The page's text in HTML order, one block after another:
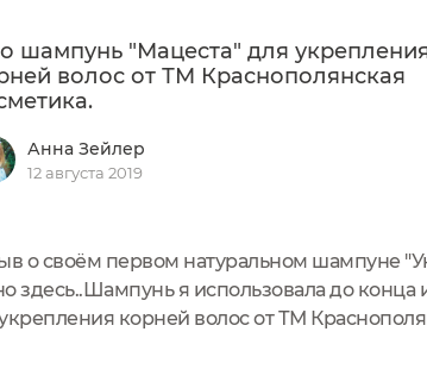
шампунь "Мацеста" для
волос от ТМ Краснополянская
Анна Зейлер
12 августа 2019
о своём первом натуральном шампуне
здесь..Шампунь я использовала до конца
корней волос от ТМ